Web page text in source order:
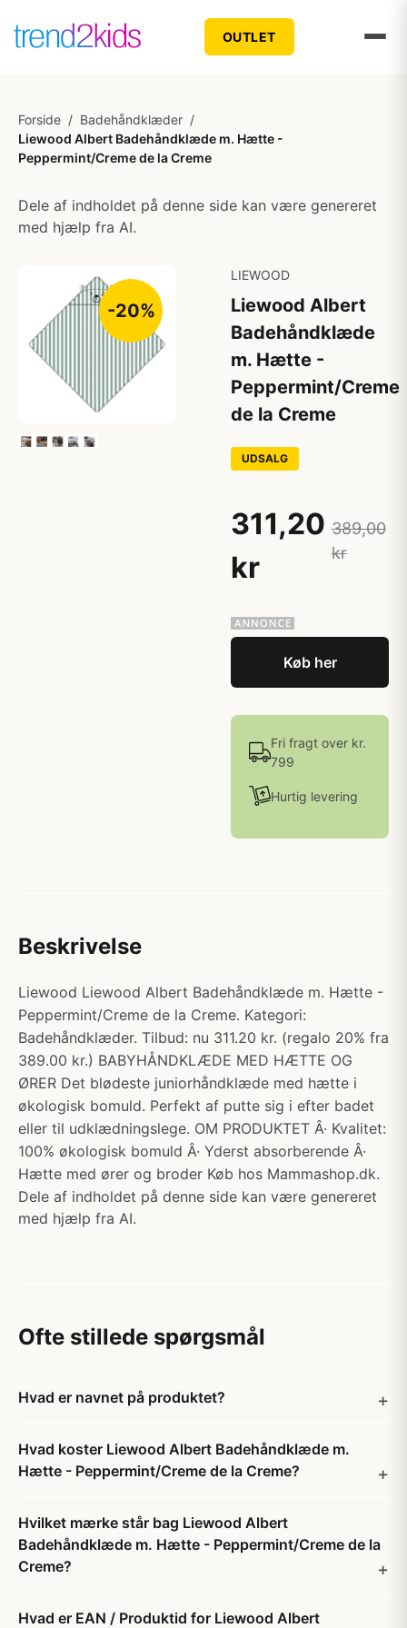
OUTLET
Forside / Badehåndklæder /
Liewood Albert Badehåndklæde m. Hætte -
Peppermint/Creme de la Creme
Dele af indholdet på denne side kan være genereret
med hjælp fra AI.
-20%
LIEWOOD
Liewood Albert
Badehåndklæde
m. Hætte -
Peppermint/Creme
de la Creme
UDSALG
311,20
kr
389,00
kr
Køb her
Fri fragt over kr.
799
Hurtig levering
Beskrivelse
Liewood Liewood Albert Badehåndklæde m. Hætte -
Peppermint/Creme de la Creme. Kategori:
Badehåndklæder. Tilbud: nu 311.20 kr. (regalo 20% fra
389.00 kr.) BABYHÅNDKLÆDE MED HÆTTE OG
ØRER Det blødeste juniorhåndklæde med hætte i
økologisk bomuld. Perfekt af putte sig i efter badet
eller til udklædningslege. OM PRODUKTET Â· Kvalitet:
100% økologisk bomuld Â· Yderst absorberende Â·
Hætte med ører og broder Køb hos Mammashop.dk.
Dele af indholdet på denne side kan være genereret
med hjælp fra AI.
Ofte stillede spørgsmål
Hvad er navnet på produktet?
Hvad koster Liewood Albert Badehåndklæde m.
Hætte - Peppermint/Creme de la Creme?
Hvilket mærke står bag Liewood Albert
Badehåndklæde m. Hætte - Peppermint/Creme de la
Creme?
Hvad er EAN / Produktid for Liewood Albert